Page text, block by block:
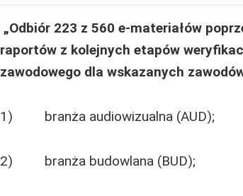
„Odbiór 223 z 560 e-materiałów
raportów z kolejnych etapów
zawodowego dla wskazanych
1) branża audiowizualna (AUD);
2) branża budowlana (BUD);